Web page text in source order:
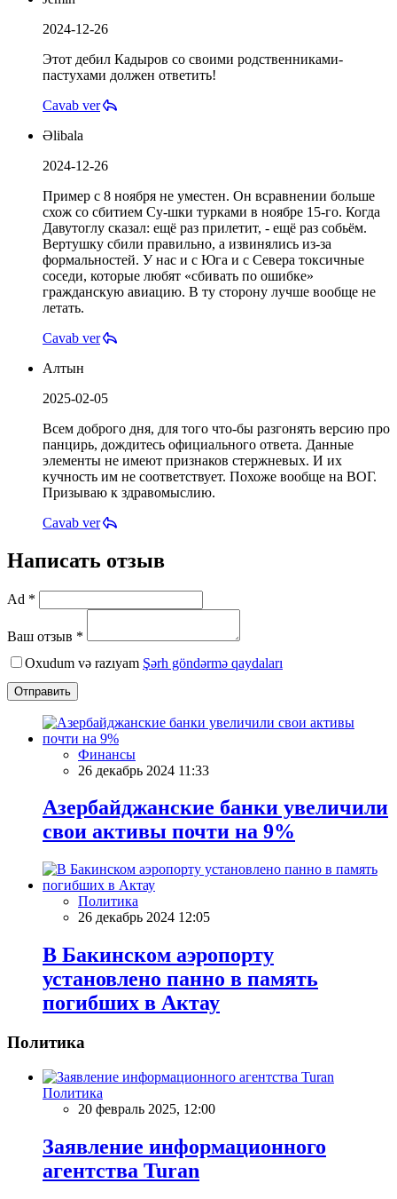
2024-12-26
Этот дебил Кадыров со своими родственниками-
пастухами должен ответить!
Cavab ver
Əlibala
2024-12-26
Пример с 8 ноября не уместен. Он всравнении больше
схож со сбитием Су-шки турками в ноябре 15-го. Когда
Давутоглу сказал: ещё раз прилетит, - ещё раз собьём.
Вертушку сбили правильно, а извинялись из-за
формальностей. У нас и с Юга и с Севера токсичные
соседи, которые любят «сбивать по ошибке»
гражданскую авиацию. В ту сторону лучше вообще не
летать.
Cavab ver
Алтын
2025-02-05
Всем доброго дня, для того что-бы разгонять версию про
панцирь, дождитесь официального ответа. Данные
элементы не имеют признаков стержневых. И их
кучность им не соответствует. Похоже вообще на ВОГ.
Призываю к здравомыслию.
Cavab ver
Написать отзыв
Ad *
Ваш отзыв *
Oxudum və razıyam Şərh göndərmə qaydaları
Отправить
Финансы
26 декабрь 2024 11:33
Азербайджанские банки увеличили
свои активы почти на 9%
Политика
26 декабрь 2024 12:05
В Бакинском аэропорту
установлено панно в память
погибших в Актау
Политика
Политика
20 февраль 2025, 12:00
Заявление информационного
агентства Turan